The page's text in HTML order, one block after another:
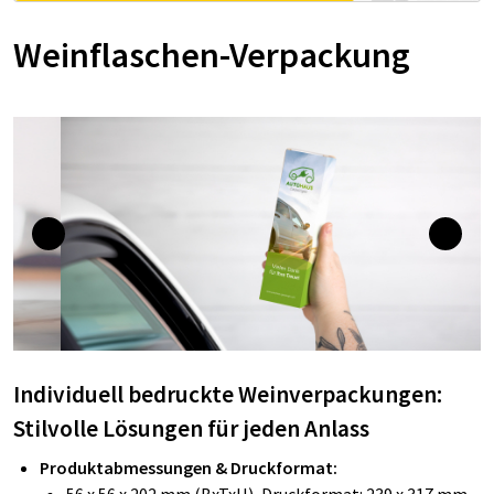
Weinflaschen-Verpackung
Individuell bedruckte Weinverpackungen:
Stilvolle Lösungen für jeden Anlass
Produktabmessungen & Druckformat: